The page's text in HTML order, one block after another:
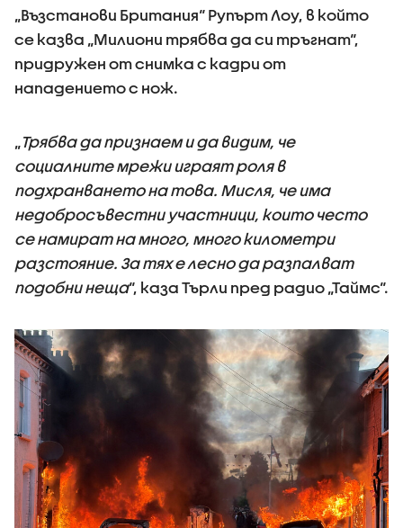
„Възстанови Британия“ Рупърт Лоу, в който
се казва „Милиони трябва да си тръгнат“,
придружен от снимка с кадри от
нападението с нож.
„Трябва да признаем и да видим, че
социалните мрежи играят роля в
подхранването на това. Мисля, че има
недобросъвестни участници, които често
се намират на много, много километри
разстояние. За тях е лесно да разпалват
подобни неща“, каза Търли пред радио „Таймс“.